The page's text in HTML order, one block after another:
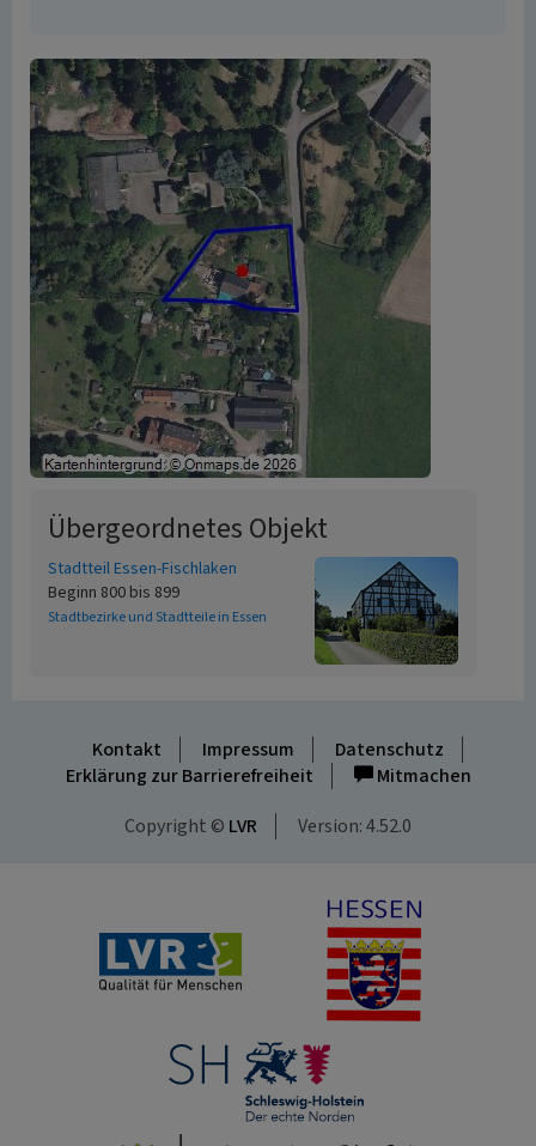
Übergeordnetes Objekt
Stadtteil Essen-Fischlaken
Beginn 800 bis 899
Stadtbezirke und Stadtteile in Essen
Kontakt Impressum
Datenschutz
Erklärung zur Barrierefreiheit
Mitmachen
Copyright © LVR Version: 4.52.0